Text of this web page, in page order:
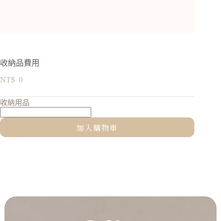
收納品費用
NT$ 0
收納用品
加入購物車